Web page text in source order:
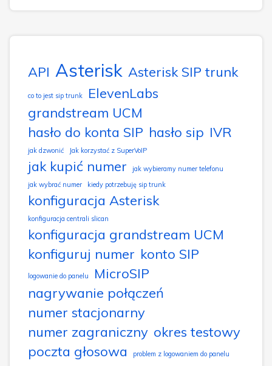
API Asterisk Asterisk SIP trunk
co to jest sip trunk
ElevenLabs
grandstream UCM
hasło do konta SIP hasło sip IVR
jak dzwonić Jak korzystać z SuperVoIP
jak kupić numer
jak wybieramy numer telefonu
jak wybrać numer
kiedy potrzebuję sip trunk
konfiguracja Asterisk
konfiguracja centrali slican
konfiguracja grandstream UCM
konfiguruj numer konto SIP
logowanie do panelu
MicroSIP
nagrywanie połączeń
numer stacjonarny
numer zagraniczny okres testowy
poczta głosowa
problem z logowaniem do panelu